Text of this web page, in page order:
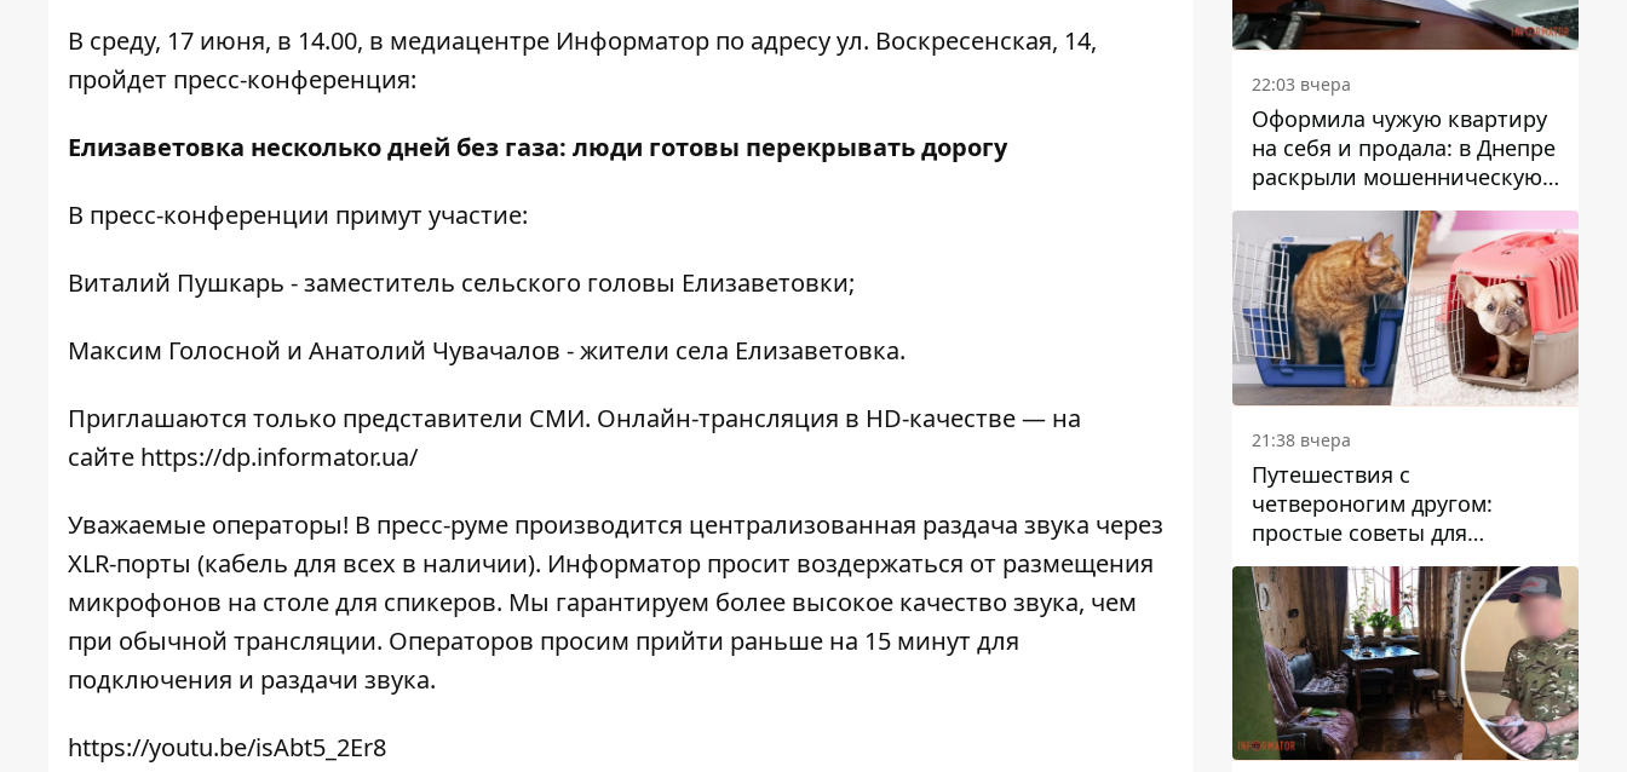
В среду, 17 июня, в 14.00, в медиацентре Информатор по адресу ул. Воскресенская, 14,
пройдет пресс-конференция:
Елизаветовка несколько дней без газа: люди готовы перекрывать дорогу
В пресс-конференции примут участие:
Виталий Пушкарь - заместитель сельского головы Елизаветовки;
Максим Голосной и Анатолий Чувачалов - жители села Елизаветовка.
Приглашаются только представители СМИ. Онлайн-трансляция в HD-качестве — на
сайте https://dp.informator.ua/
Уважаемые операторы! В пресс-руме производится централизованная раздача звука через
XLR-порты (кабель для всех в наличии). Информатор просит воздержаться от размещения
микрофонов на столе для спикеров. Мы гарантируем более высокое качество звука, чем
при обычной трансляции. Операторов просим прийти раньше на 15 минут для
подключения и раздачи звука.
https://youtu.be/isAbt5_2Er8
22:03 вчера
Оформила чужую квартиру
на себя и продала: в Днепре
раскрыли мошенническую
схему с недвижимостью
21:38 вчера
Путешествия с
четвероногим другом:
простые советы для
поездок с животными